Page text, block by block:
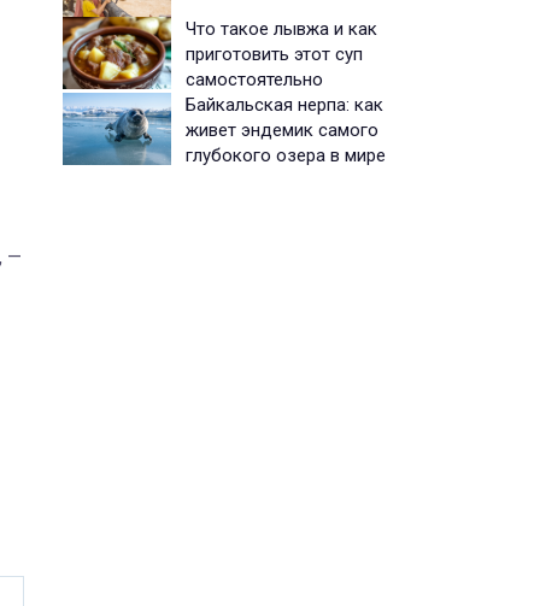
—
Что такое лывжа и как
приготовить этот суп
самостоятельно
Байкальская нерпа: как
живет эндемик самого
глубокого озера в мире